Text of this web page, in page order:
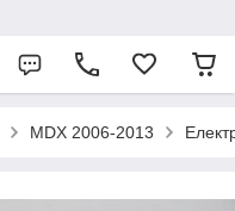
MDX 2006-2013